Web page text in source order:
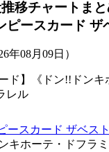
移チャートま
ピースカード ザ
年08月09日 ）
ースカード ザベスト
キホーテ・ドフラ